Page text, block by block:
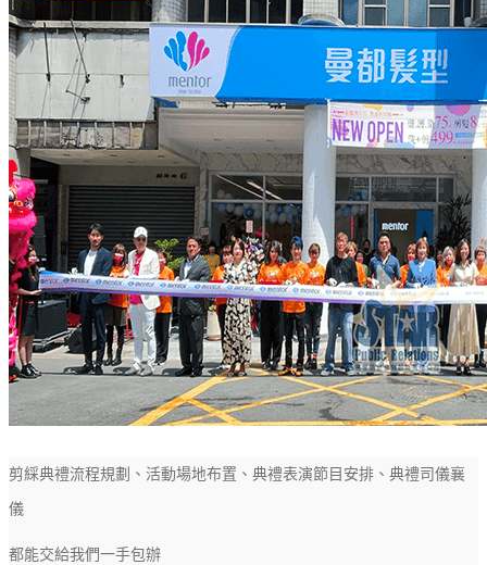
剪綵典禮流程規劃、活動場地布置、典禮表演節目安排、典禮司儀襄
儀
都能交給我們一手包辦